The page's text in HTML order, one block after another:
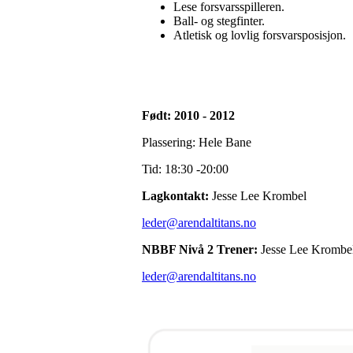
Lese forsvarsspilleren.
Ball- og stegfinter.
Atletisk og lovlig forsvarsposisjon.
Født: 2010 - 2012
Plassering: Hele Bane
Tid: 18:30 -20:00
Lagkontakt: Jesse Lee Krombel
leder@arendaltitans.no
NBBF Nivå 2 Trener: Jesse Lee
leder@arendaltitans.no